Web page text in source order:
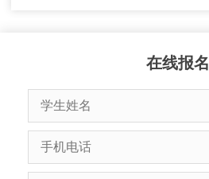
在线报名